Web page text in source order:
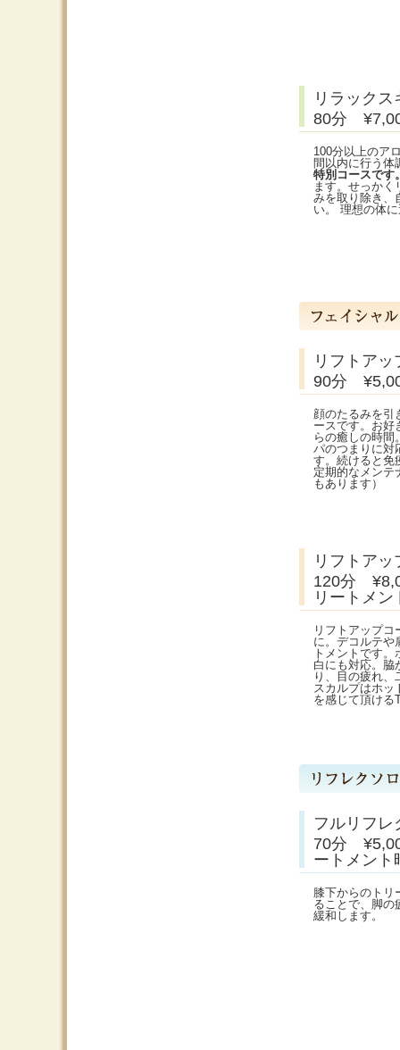
リラック
80分
100分以上のア
間以内に行う体
特別コースです
ます。せっかく
みを取り除き、
い。 理想の体
リフトア
90分
顔のたるみを引
ースです。お好
らの癒しの時間
パのつまりに対
す。続けると免
定期的なメンテ
もあります）
リフトアッ
120分
リートメ
リフトアップ
に。デコルテや
トメントです
白にも対応。脇
り、目の疲れ、
スカルプはホッ
を感じて頂ける
フルリフレ
70分
ートメント
膝下からのトリ
ることで、脚の
緩和します。